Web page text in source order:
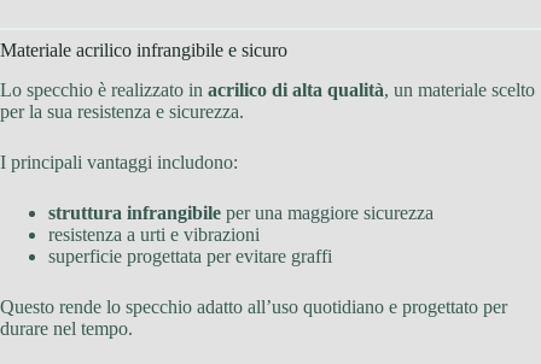
Materiale acrilico infrangibile e sicuro
Lo specchio è realizzato in acrilico di alta qualità, un materiale scelto
per la sua resistenza e sicurezza.
I principali vantaggi includono:
struttura infrangibile per una maggiore sicurezza
resistenza a urti e vibrazioni
superficie progettata per evitare graffi
Questo rende lo specchio adatto all’uso quotidiano e progettato per
durare nel tempo.